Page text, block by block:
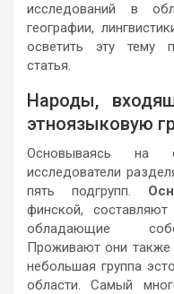
исследований в
географии,
осветить эту тему
статья.
Народы,
этноязыковую
Основываясь на
исследователи
пять подгрупп.
финской,
обладающие
Проживают они также
небольшая группа
области. Самый